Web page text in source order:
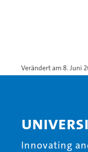
Verändert am 8. Juni
Innovating